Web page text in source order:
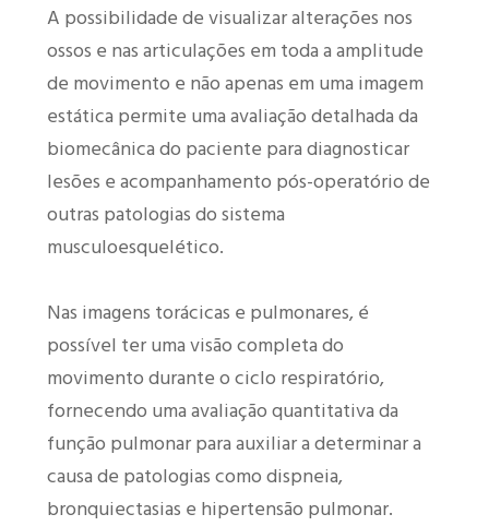
A possibilidade de visualizar alterações nos
ossos e nas articulações em toda a amplitude
de movimento e não apenas em uma imagem
estática permite uma avaliação detalhada da
biomecânica do paciente para diagnosticar
lesões e acompanhamento pós-operatório de
outras patologias do sistema
musculoesquelético.
Nas imagens torácicas e pulmonares, é
possível ter uma visão completa do
movimento durante o ciclo respiratório,
fornecendo uma avaliação quantitativa da
função pulmonar para auxiliar a determinar a
causa de patologias como dispneia,
bronquiectasias e hipertensão pulmonar.